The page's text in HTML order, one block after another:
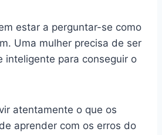
estar a perguntar-se como
Uma mulher precisa de ser
inteligente para conseguir o
atentamente o que os
aprender com os erros do